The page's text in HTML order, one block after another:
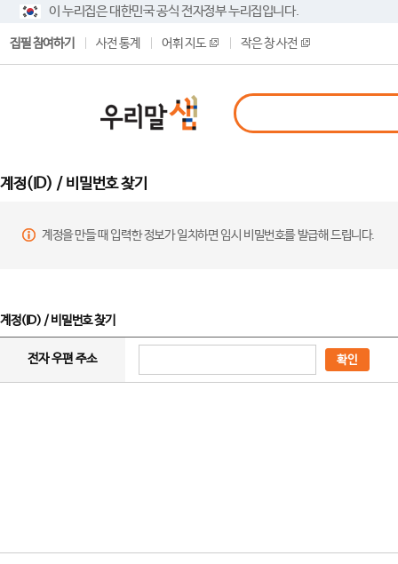
이 누리집은 대한민국 공식 전자정부 누리집입니다.
집필 참여하기 사전 통계 어휘 지도 작은 창 사전
계정(ID) / 비밀번호 찾기
계정을 만들 때 입력한 정보가 일치하면 임시 비밀번호를 발급해 드립니다.
계정(ID) / 비밀번호 찾기
전자 우편 주소 확인